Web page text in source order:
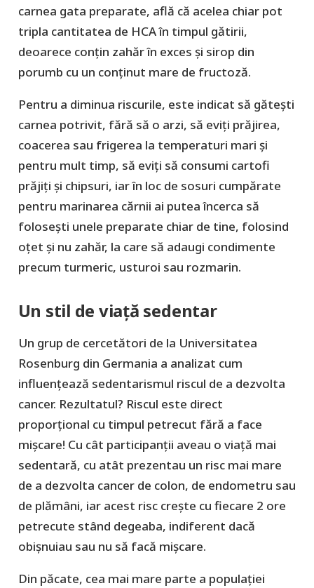
carnea gata preparate, află că acelea chiar pot
tripla cantitatea de HCA în timpul gătirii,
deoarece conțin zahăr în exces și sirop din
porumb cu un conținut mare de fructoză.
Pentru a diminua riscurile, este indicat să gătești
carnea potrivit, fără să o arzi, să eviți prăjirea,
coacerea sau frigerea la temperaturi mari și
pentru mult timp, să eviți să consumi cartofi
prăjiți și chipsuri, iar în loc de sosuri cumpărate
pentru marinarea cărnii ai putea încerca să
folosești unele preparate chiar de tine, folosind
oțet și nu zahăr, la care să adaugi condimente
precum turmeric, usturoi sau rozmarin.
Un stil de viață sedentar
Un grup de cercetători de la Universitatea
Rosenburg din Germania a analizat cum
influențează sedentarismul riscul de a dezvolta
cancer. Rezultatul? Riscul este direct
proporțional cu timpul petrecut fără a face
mișcare! Cu cât participanții aveau o viață mai
sedentară, cu atât prezentau un risc mai mare
de a dezvolta cancer de colon, de endometru sau
de plămâni, iar acest risc crește cu fiecare 2 ore
petrecute stând degeaba, indiferent dacă
obișnuiau sau nu să facă mișcare.
Din păcate, cea mai mare parte a populației